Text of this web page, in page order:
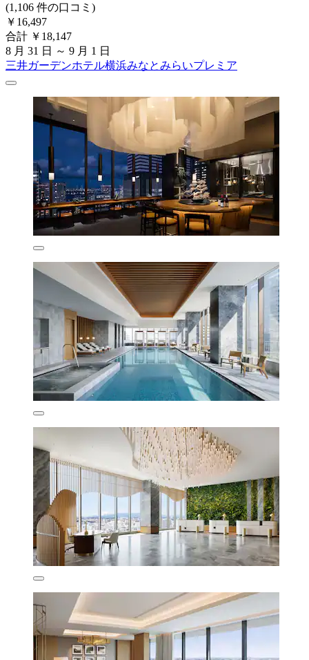
(1,106 件の口コミ)
￥16,497
合計 ￥18,147
8 月 31 日 ～ 9 月 1 日
三井ガーデンホテル横浜みなとみらいプレミア